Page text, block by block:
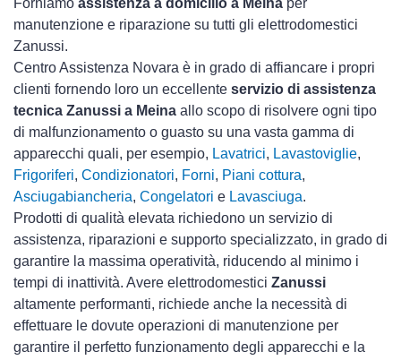
Forniamo assistenza a domicilio a Meina per
manutenzione e riparazione su tutti gli elettrodomestici
Zanussi.
Centro Assistenza Novara è in grado di affiancare i propri
clienti fornendo loro un eccellente servizio di assistenza
tecnica Zanussi a Meina allo scopo di risolvere ogni tipo
di malfunzionamento o guasto su una vasta gamma di
apparecchi quali, per esempio, Lavatrici, Lavastoviglie,
Frigoriferi, Condizionatori, Forni, Piani cottura,
Asciugabiancheria, Congelatori e Lavasciuga.
Prodotti di qualità elevata richiedono un servizio di
assistenza, riparazioni e supporto specializzato, in grado di
garantire la massima operatività, riducendo al minimo i
tempi di inattività. Avere elettrodomestici Zanussi
altamente performanti, richiede anche la necessità di
effettuare le dovute operazioni di manutenzione per
garantire il perfetto funzionamento degli apparecchi e la